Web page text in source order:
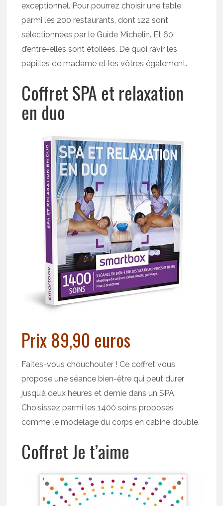
exceptionnel. Pour pourrez choisir une table
parmi les 200 restaurants, dont 122 sont
sélectionnées par le Guide Michelin. Et 60
d’entre-elles sont étoilées. De quoi ravir les
papilles de madame et les vôtres également.
Coffret SPA et relaxation
en duo
Prix 89,90 euros
Faites-vous chouchouter ! Ce coffret vous
propose une séance bien-être qui peut durer
jusqu’à deux heures et demie dans un SPA.
Choisissez parmi les 1400 soins proposés
comme le modelage du corps en cabine double.
Coffret Je t’aime